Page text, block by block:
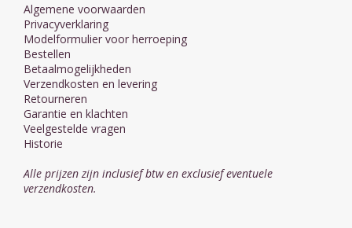
Algemene voorwaarden
Privacyverklaring
Modelformulier voor herroeping
Bestellen
Betaalmogelijkheden
Verzendkosten en levering
Retourneren
Garantie en klachten
Veelgestelde vragen
Historie
Alle prijzen zijn inclusief btw en exclusief eventuele
verzendkosten.